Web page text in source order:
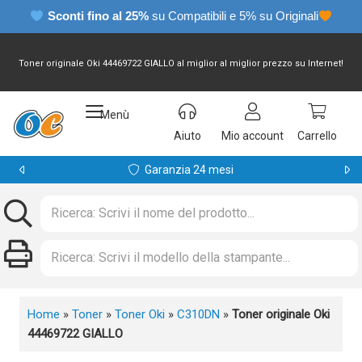
Sconti fino al 25% su Compatibili e 5% su Originali
Toner originale Oki 44469722 GIALLO al miglior al miglior prezzo su Internet!
Menù
Aiuto
Mio account Carrello
Garanzia 24 mesi
Home » Toner » Toner Oki » C310DN » Toner originale Oki
44469722 GIALLO